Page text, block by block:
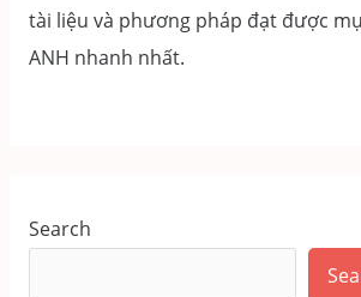
tài liệu và phương pháp đạt được
ANH nhanh nhất.
Search